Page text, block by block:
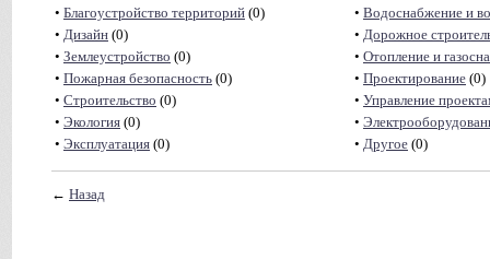
• Благоустройство территорий (0) • Водоснабжение и
• Дизайн (0) • Дорожное
• Землеустройство (0) • Отопление и
• Пожарная безопасность (0) • Проектирование (0)
• Строительство (0) • Управление
• Экология (0) •
• Эксплуатация (0) • Другое (0)
← Назад